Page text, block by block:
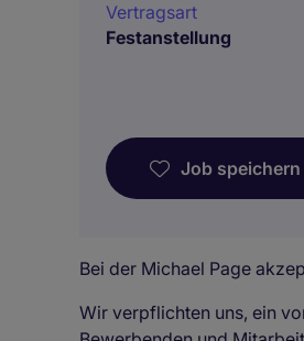
Vertragsart
Festanstellung
Job speichern
Bei der Michael Page
Wir verpflichten uns, ein